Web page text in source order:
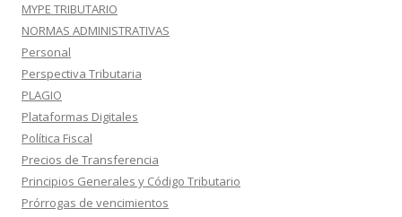
MYPE TRIBUTARIO
NORMAS ADMINISTRATIVAS
Personal
Perspectiva Tributaria
PLAGIO
Plataformas Digitales
Política Fiscal
Precios de Transferencia
Principios Generales y Código Tributario
Prórrogas de vencimientos